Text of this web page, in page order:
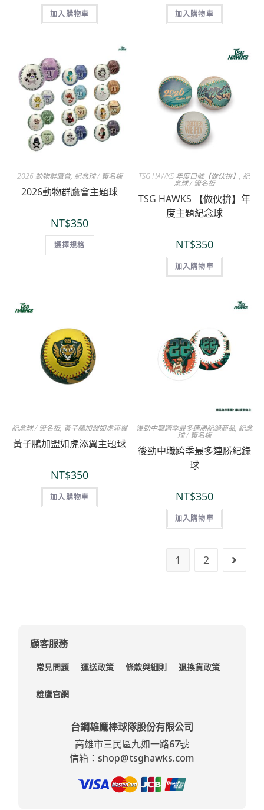
加入購物車 加入購物車
2026 動物群鷹會, 紀念球 / 簽名板
2026動物群鷹會主題球
NT$350
選擇規格
TSG HAWKS 年度口號【做伙拚】, 紀
念球 / 簽名板
TSG HAWKS 【做伙拚】年
度主題紀念球
NT$350
加入購物車
紀念球 / 簽名板, 黃子鵬加盟如虎添翼
黃子鵬加盟如虎添翼主題球
NT$350
加入購物車
後勁中職跨季最多連勝紀錄商品, 紀念
球 / 簽名板
後勁中職跨季最多連勝紀錄
球
NT$350
加入購物車
1 2
顧客服務
常見問題 運送政策 條款與細則 退換貨政策
雄鷹官網
台鋼雄鷹棒球隊股份有限公司
高雄市三民區九如一路67號
信箱：shop@tsghawks.com